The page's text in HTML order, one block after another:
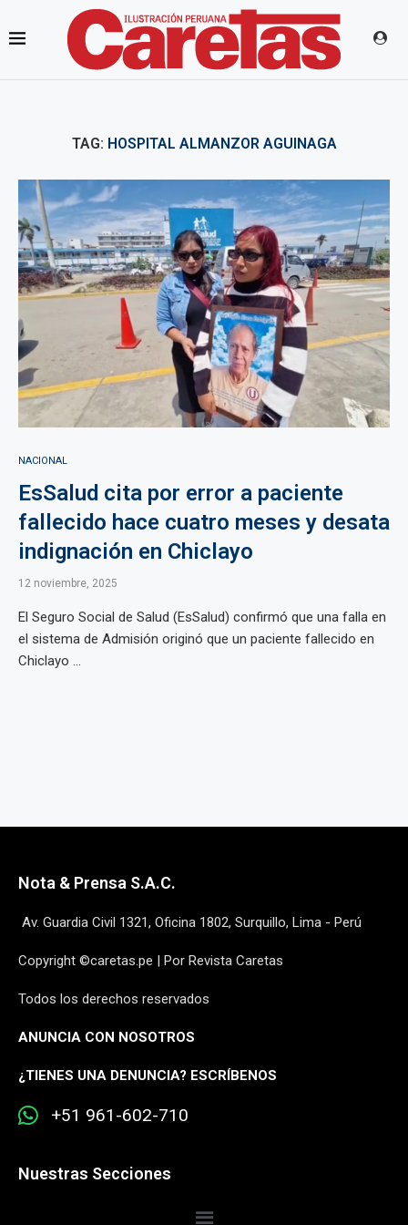
TAG: HOSPITAL ALMANZOR AGUINAGA
NACIONAL
EsSalud cita por error a paciente
fallecido hace cuatro meses y desata
indignación en Chiclayo
12 noviembre, 2025
El Seguro Social de Salud (EsSalud) confirmó que una falla en
el sistema de Admisión originó que un paciente fallecido en
Chiclayo ...
Nota & Prensa S.A.C.
Av. Guardia Civil 1321, Oficina 1802, Surquillo, Lima - Perú
Copyright ©caretas.pe | Por Revista Caretas
Todos los derechos reservados
ANUNCIA CON NOSOTROS
¿TIENES UNA DENUNCIA? ESCRÍBENOS
+51 961-602-710
Nuestras Secciones